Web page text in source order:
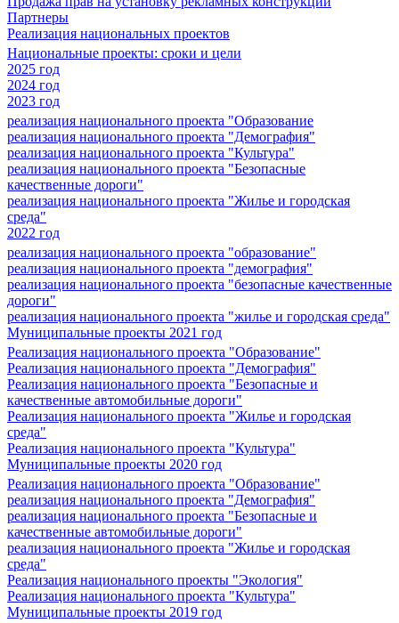
Партнеры
Реализация национальных проектов
Национальные проекты: сроки и цели
2025 год
2024 год
2023 год
реализация национального проекта "Образование
реализация национального проекта "Демография"
реализация национального проекта "Культура"
реализация национального проекта "Безопасные
качественные дороги"
реализация национального проекта "Жилье и городская
среда"
2022 год
реализация национального проекта "образование"
реализация национального проекта "демография"
реализация национального проекта "безопасные качественные
дороги"
реализация национального проекта "жилье и городская среда"
Муниципальные проекты 2021 год
Реализация национального проекта "Образование"
Реализация национального проекта "Демография"
Реализация национального проекта "Безопасные и
качественные автомобильные дороги"
Реализация национального проекта "Жилье и городская
среда"
Реализация национального проекта "Культура"
Муниципальные проекты 2020 год
Реализация национального проекта "Образование"
реализация национального проекта "Демография"
реализация национального проекта "Безопасные и
качественные автомобильные дороги"
реализация национального проекта "Жилье и городская
среда"
Реализация национального проекты "Экология"
Реализация национального проекта "Культура"
Муниципальные проекты 2019 год